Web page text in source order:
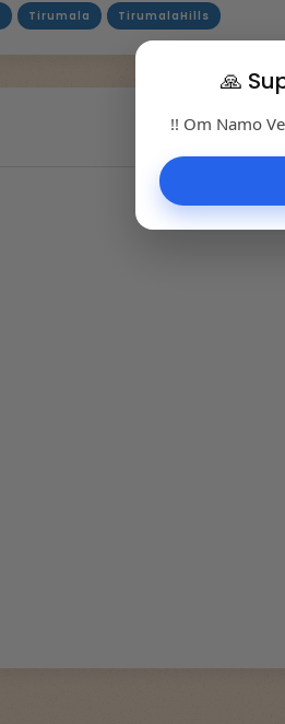
Tirumala TirumalaHills
🙏
!! Om Namo